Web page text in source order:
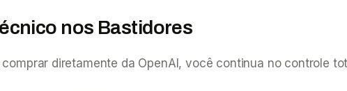
nos Bastidores
diretamente da OpenAI, você continua no controle